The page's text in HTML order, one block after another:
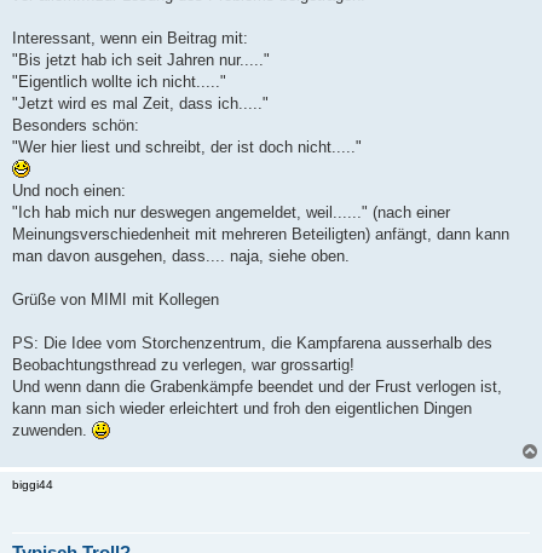
Interessant, wenn ein Beitrag mit:
"Bis jetzt hab ich seit Jahren nur....."
"Eigentlich wollte ich nicht....."
"Jetzt wird es mal Zeit, dass ich....."
Besonders schön:
"Wer hier liest und schreibt, der ist doch nicht....."
Und noch einen:
"Ich hab mich nur deswegen angemeldet, weil......" (nach einer
Meinungsverschiedenheit mit mehreren Beteiligten) anfängt, dann kann
man davon ausgehen, dass.... naja, siehe oben.
Grüße von MIMI mit Kollegen
PS: Die Idee vom Storchenzentrum, die Kampfarena ausserhalb des
Beobachtungsthread zu verlegen, war grossartig!
Und wenn dann die Grabenkämpfe beendet und der Frust verlogen ist,
kann man sich wieder erleichtert und froh den eigentlichen Dingen
zuwenden.
biggi44